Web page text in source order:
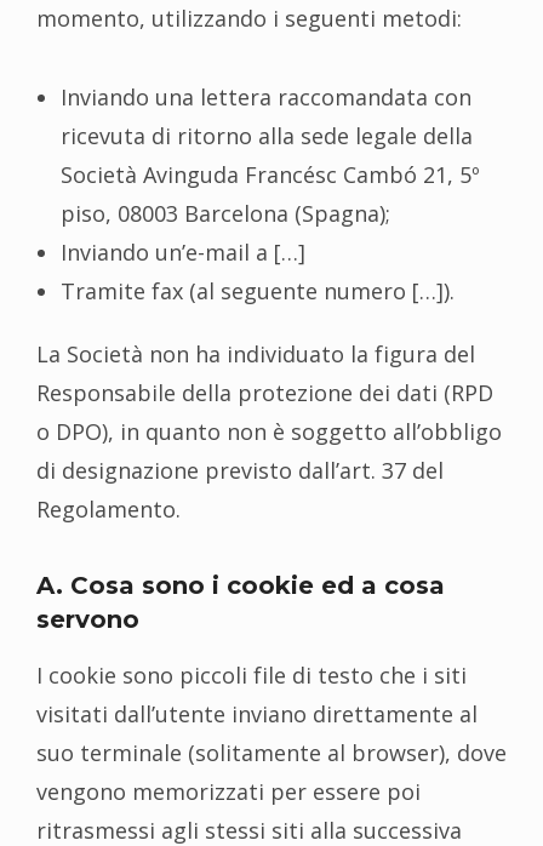
momento, utilizzando i seguenti metodi:
Inviando una lettera raccomandata con
ricevuta di ritorno alla sede legale della
Società Avinguda Francésc Cambó 21, 5º
piso, 08003 Barcelona (Spagna);
Inviando un’e-mail a […]
Tramite fax (al seguente numero […]).
La Società non ha individuato la figura del
Responsabile della protezione dei dati (RPD
o DPO), in quanto non è soggetto all’obbligo
di designazione previsto dall’art. 37 del
Regolamento.
A. Cosa sono i cookie ed a cosa
servono
I cookie sono piccoli file di testo che i siti
visitati dall’utente inviano direttamente al
suo terminale (solitamente al browser), dove
vengono memorizzati per essere poi
ritrasmessi agli stessi siti alla successiva